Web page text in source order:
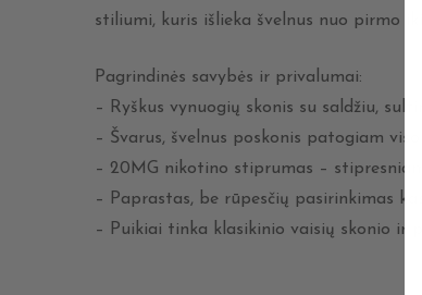
stiliumi, kuris išlieka švelnus nuo pirmo
Pagrindinės savybės ir privalumai:
– Ryškus vynuogių skonis su saldžiu,
– Švarus, švelnus poskonis patogiam
– 20MG nikotino stiprumas –
– Paprastas, be rūpesčių pasirinkimas
– Puikiai tinka klasikinio vaisių skonio ir